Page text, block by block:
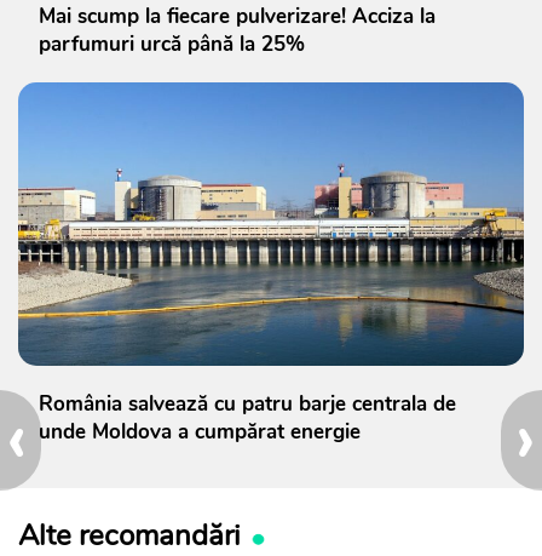
›
‹
Mai scump la fiecare pulverizare! Acciza la
parfumuri urcă până la 25%
România salvează cu patru barje centrala de
unde Moldova a cumpărat energie
Alte recomandări